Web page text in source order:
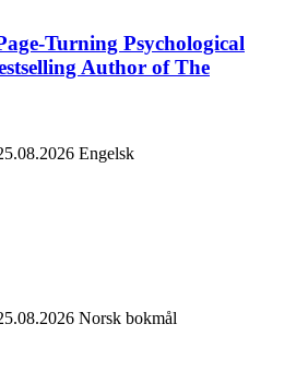
Turning Psychological
Author of The
Engelsk
Norsk bokmål